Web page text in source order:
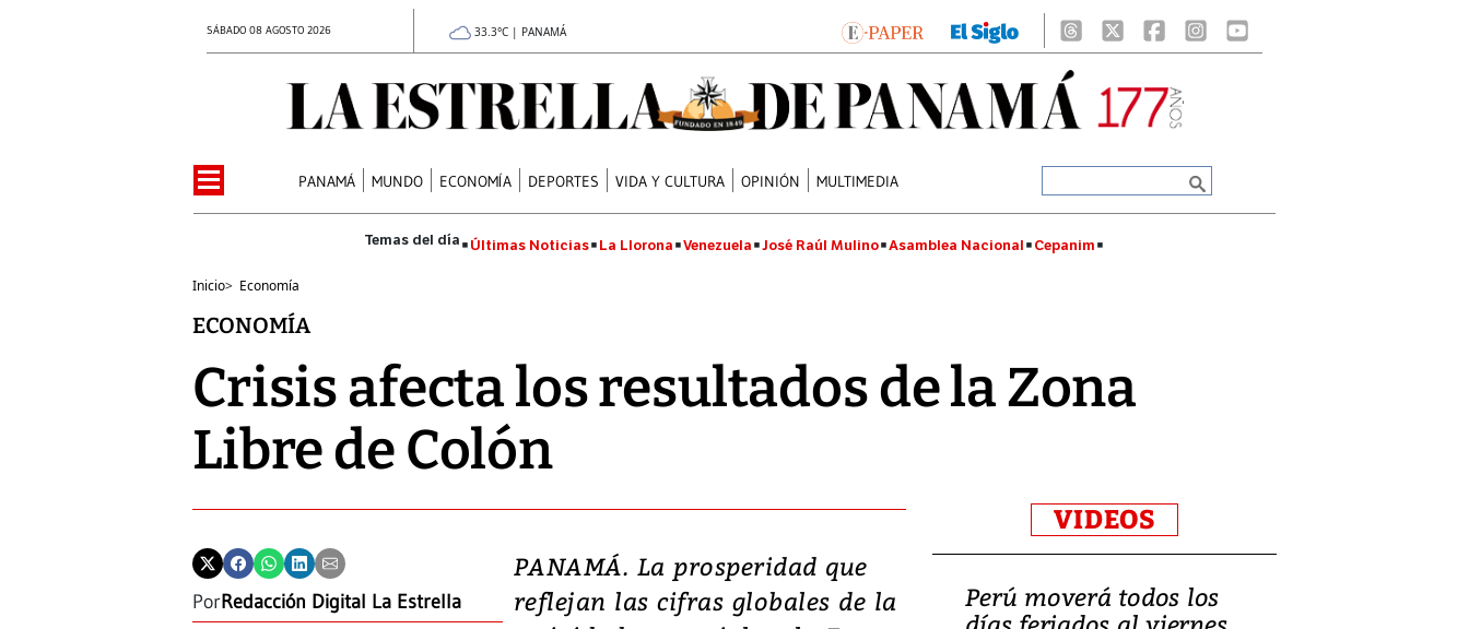
SÁBADO 08 AGOSTO 2026 33.3°C | PANAMÁ
PANAMÁ MUNDO ECONOMÍA DEPORTES VIDA Y CULTURA OPINIÓN MULTIMEDIA
Últimas Noticias La Llorona Venezuela José Raúl Mulino Asamblea Nacional Cepanim
Inicio> Economía
ECONOMÍA
Crisis afecta los resultados de la Zona
Libre de Colón
PorRedacción Digital La Estrella
PANAMÁ. La prosperidad que
reflejan las cifras globales de la
VIDEOS
Video: Lula lanza su
Perú moverá todos los